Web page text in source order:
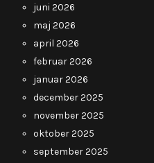
juni 2026
maj 2026
april 2026
februar 2026
januar 2026
december 2025
november 2025
oktober 2025
september 2025